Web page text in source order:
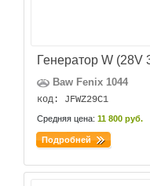
Baw Fenix 1044
код: JFWZ29C1
Средняя цена: 11 800 руб.
Подробней